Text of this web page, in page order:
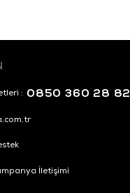
: 0850 360 28 82
İletişimi